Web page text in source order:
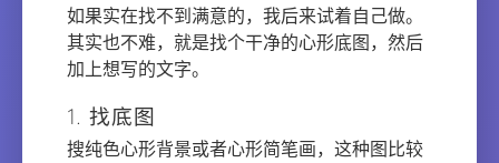
如果实在找不到满意的，我后来试着自己做。
其实也不难，就是找个干净的心形底图，然后
加上想写的文字。
1. 找底图
搜纯色心形背景或者心形简笔画，这种图比较